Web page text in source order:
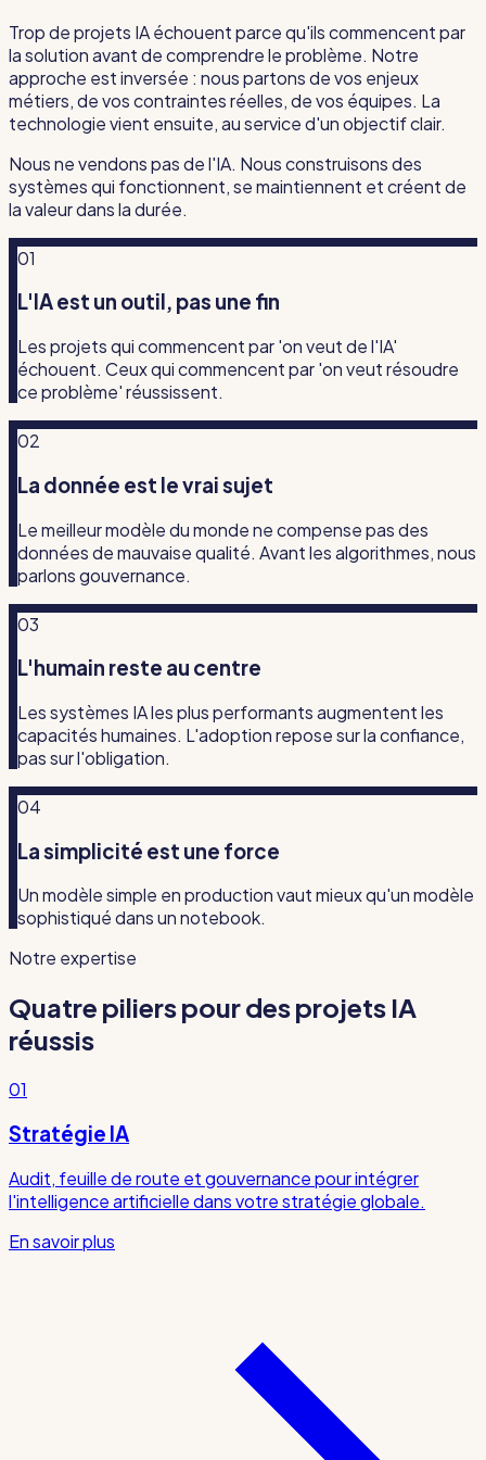
Trop de projets IA échouent parce qu'ils commencent par
la solution avant de comprendre le problème. Notre
approche est inversée : nous partons de vos enjeux
métiers, de vos contraintes réelles, de vos équipes. La
technologie vient ensuite, au service d'un objectif clair.
Nous ne vendons pas de l'IA. Nous construisons des
systèmes qui fonctionnent, se maintiennent et créent de
la valeur dans la durée.
01
L'IA est un outil, pas une fin
Les projets qui commencent par 'on veut de l'IA'
échouent. Ceux qui commencent par 'on veut résoudre
ce problème' réussissent.
02
La donnée est le vrai sujet
Le meilleur modèle du monde ne compense pas des
données de mauvaise qualité. Avant les algorithmes, nous
parlons gouvernance.
03
L'humain reste au centre
Les systèmes IA les plus performants augmentent les
capacités humaines. L'adoption repose sur la confiance,
pas sur l'obligation.
04
La simplicité est une force
Un modèle simple en production vaut mieux qu'un modèle
sophistiqué dans un notebook.
Notre expertise
Quatre piliers pour des projets IA
réussis
01
Stratégie IA
Audit, feuille de route et gouvernance pour intégrer
l'intelligence artificielle dans votre stratégie globale.
En savoir plus